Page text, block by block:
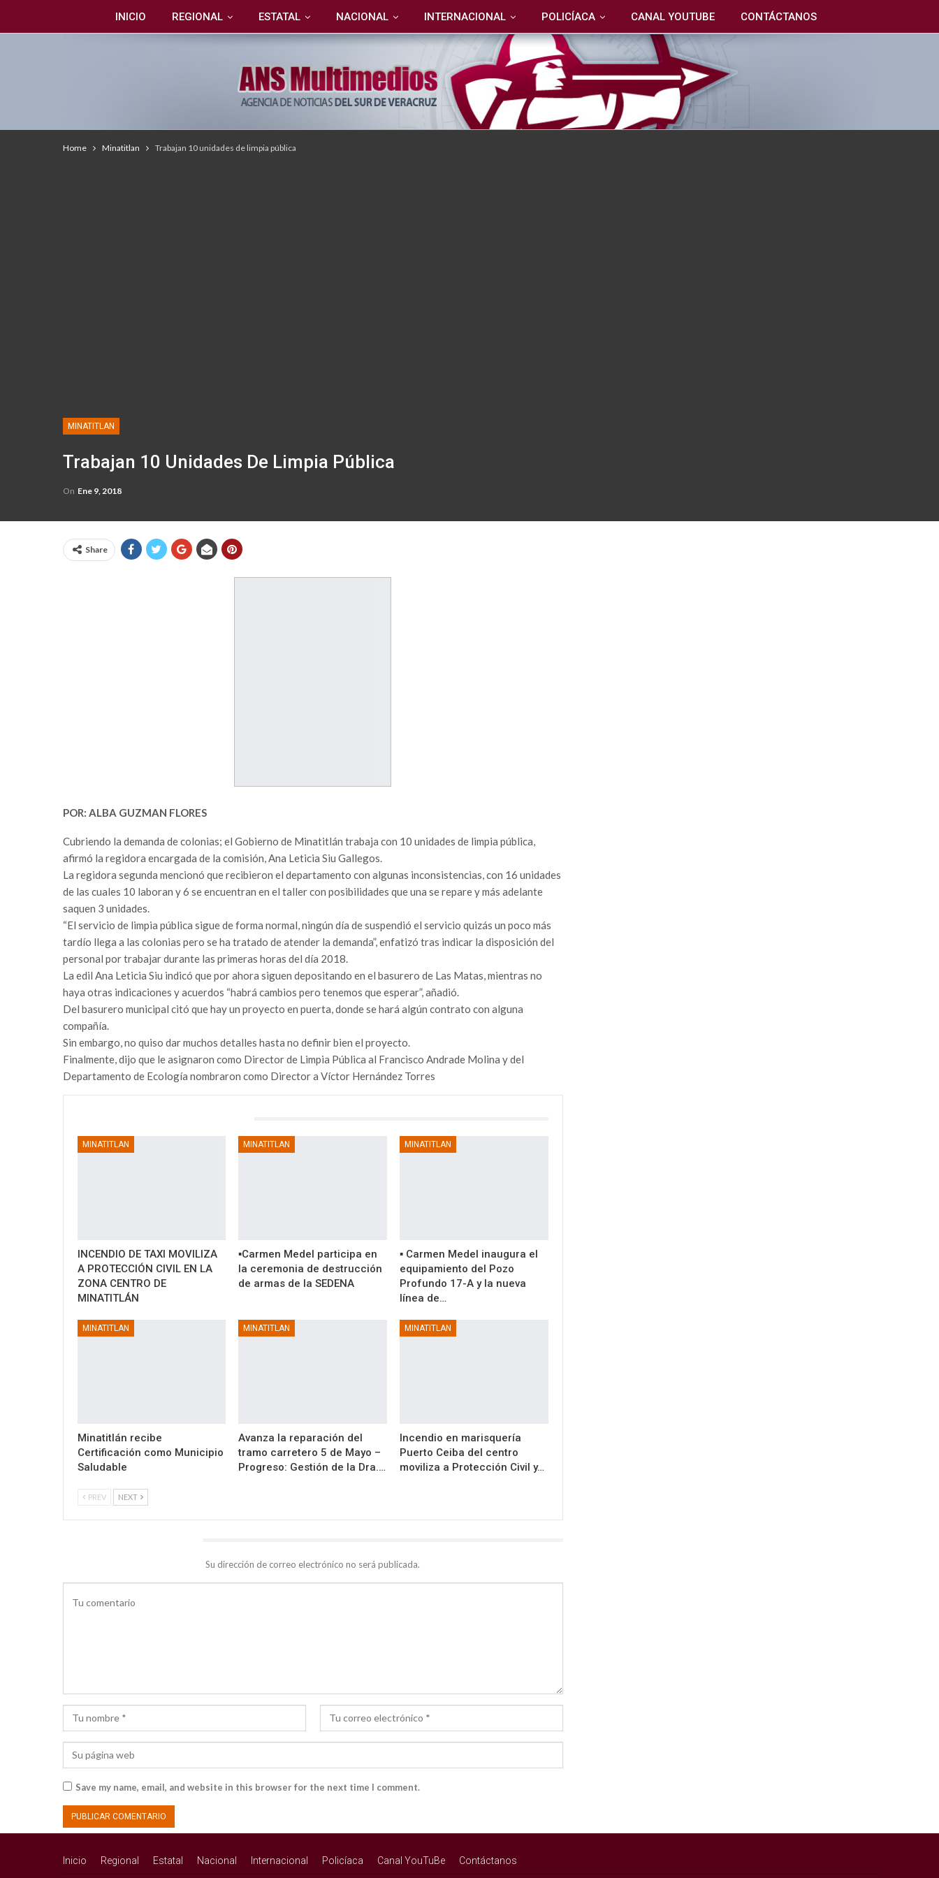
INICIO REGIONAL ESTATAL NACIONAL INTERNACIONAL POLICÍACA CANAL YOUTUBE CONTÁCTANOS
Home Minatitlan Trabajan 10 unidades de limpia pública
MINATITLAN
Trabajan 10 Unidades De Limpia Pública
On Ene 9, 2018
Share
POR: ALBA GUZMAN FLORES
Cubriendo la demanda de colonias; el Gobierno de Minatitlán trabaja con 10 unidades de limpia pública,
afirmó la regidora encargada de la comisión, Ana Leticia Siu Gallegos.
La regidora segunda mencionó que recibieron el departamento con algunas inconsistencias, con 16 unidades
de las cuales 10 laboran y 6 se encuentran en el taller con posibilidades que una se repare y más adelante
saquen 3 unidades.
“El servicio de limpia pública sigue de forma normal, ningún día de suspendió el servicio quizás un poco más
tardío llega a las colonias pero se ha tratado de atender la demanda”, enfatizó tras indicar la disposición del
personal por trabajar durante las primeras horas del día 2018.
La edil Ana Leticia Siu indicó que por ahora siguen depositando en el basurero de Las Matas, mientras no
haya otras indicaciones y acuerdos “habrá cambios pero tenemos que esperar”, añadió.
Del basurero municipal citó que hay un proyecto en puerta, donde se hará algún contrato con alguna
compañía.
Sin embargo, no quiso dar muchos detalles hasta no definir bien el proyecto.
Finalmente, dijo que le asignaron como Director de Limpia Pública al Francisco Andrade Molina y del
Departamento de Ecología nombraron como Director a Víctor Hernández Torres
MINATITLAN
INCENDIO DE TAXI MOVILIZA
A PROTECCIÓN CIVIL EN LA
ZONA CENTRO DE
MINATITLÁN
MINATITLAN
▪️Carmen Medel participa en
la ceremonia de destrucción
de armas de la SEDENA
MINATITLAN
▪️ Carmen Medel inaugura el
equipamiento del Pozo
Profundo 17-A y la nueva
línea de…
MINATITLAN
Minatitlán recibe
Certificación como Municipio
Saludable
MINATITLAN
Avanza la reparación del
tramo carretero 5 de Mayo –
Progreso: Gestión de la Dra.…
MINATITLAN
Incendio en marisquería
Puerto Ceiba del centro
moviliza a Protección Civil y…
PREV NEXT
Su dirección de correo electrónico no será publicada.
Save my name, email, and website in this browser for the next time I comment.
Inicio Regional Estatal Nacional Internacional Policíaca Canal YouTuBe Contáctanos